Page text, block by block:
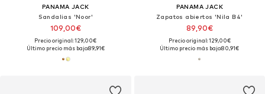
PANAMA JACK
Sandalias 'Noor'
109,00€
Precio original: 129,00€
Último precio más bajo:89,91€
PANAMA JACK
Zapatos abiertos 'Nila B4'
89,90€
Precio original: 129,00€
Último precio más bajo:80,91€